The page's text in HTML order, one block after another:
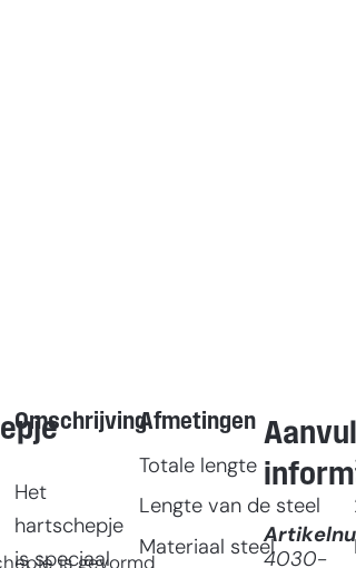
is gevormd
Omschrijving
Het
hartschepje
is speciaal
Afmetingen
Totale lengte
Lengte van de steel
Materiaal steel
4030-